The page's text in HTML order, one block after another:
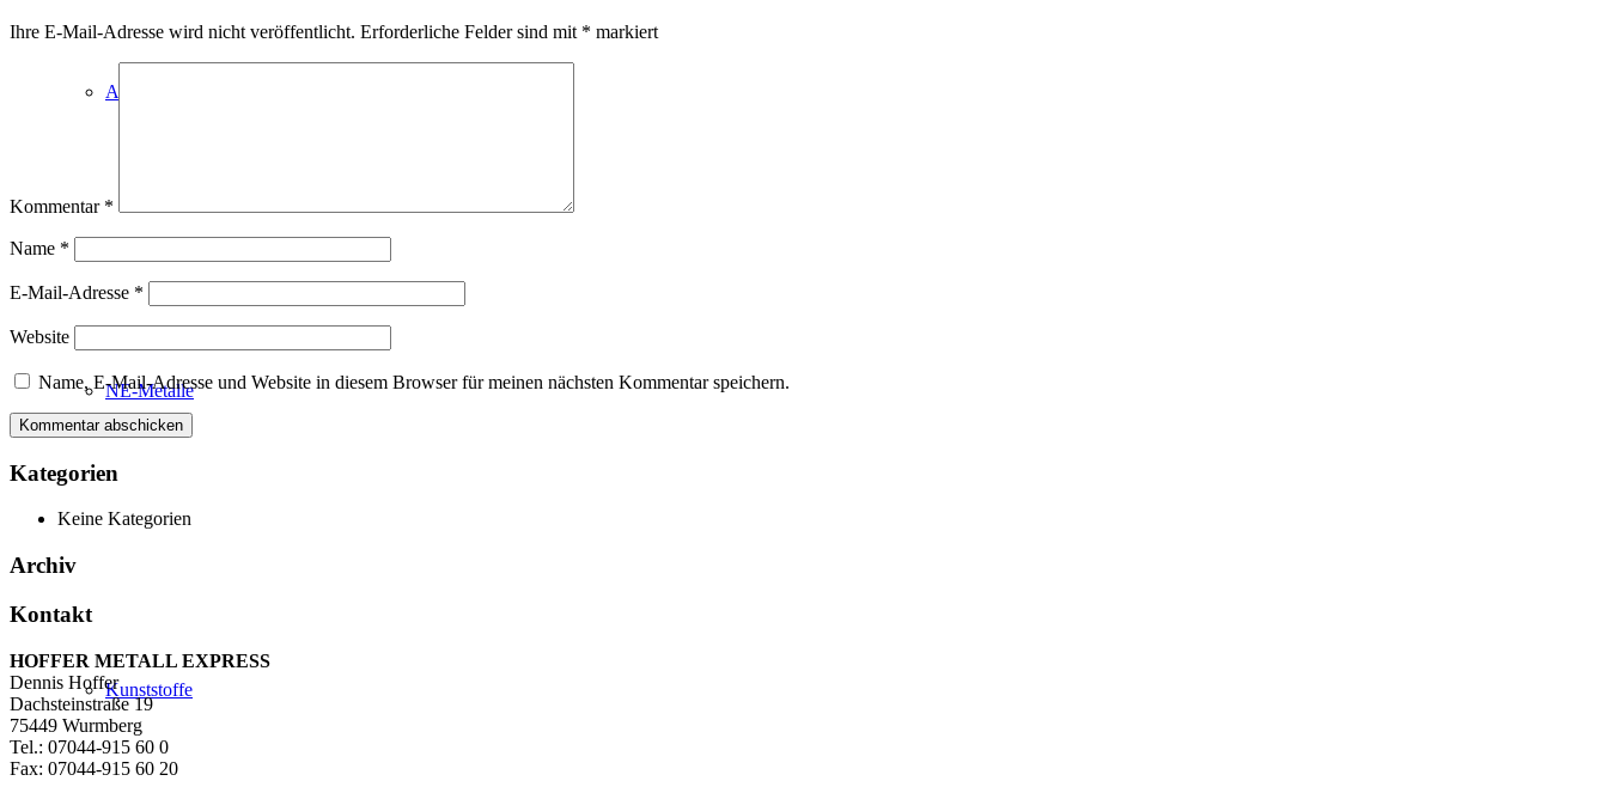
Aluminium
NE-Metalle
Kunststoffe
Ihre E-Mail-Adresse wird nicht veröffentlicht. Erforderliche Felder sind mit * markiert
Kommentar *
Name *
E-Mail-Adresse *
Website
Name, E-Mail-Adresse und Website in diesem Browser für meinen nächsten Kommentar speichern.
Kategorien
Keine Kategorien
Archiv
Kontakt
HOFFER METALL EXPRESS
Dennis Hoffer
Dachsteinstraße 19
75449 Wurmberg
Tel.: 07044-915 60 0
Fax: 07044-915 60 20